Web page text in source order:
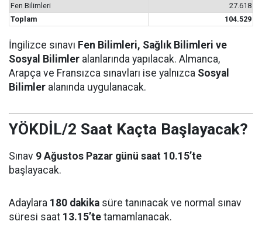
Fen Bilimleri
27.618
Toplam
104.529
İngilizce sınavı Fen Bilimleri, Sağlık Bilimleri ve
Sosyal Bilimler alanlarında yapılacak. Almanca,
Arapça ve Fransızca sınavları ise yalnızca Sosyal
Bilimler alanında uygulanacak.
YÖKDİL/2 Saat Kaçta Başlayacak?
Sınav 9 Ağustos Pazar günü saat 10.15’te
başlayacak.
Adaylara 180 dakika süre tanınacak ve normal sınav
süresi saat 13.15’te tamamlanacak.